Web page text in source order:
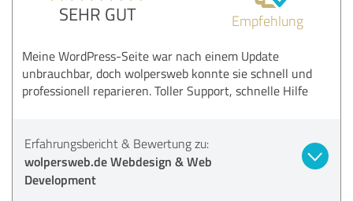
SEHR GUT Empfehlung
Meine WordPress-Seite war nach einem Update
unbrauchbar, doch wolpersweb konnte sie schnell und
professionell reparieren. Toller Support, schnelle Hilfe
Erfahrungsbericht & Bewertung zu:
wolpersweb.de Webdesign & Web
Development